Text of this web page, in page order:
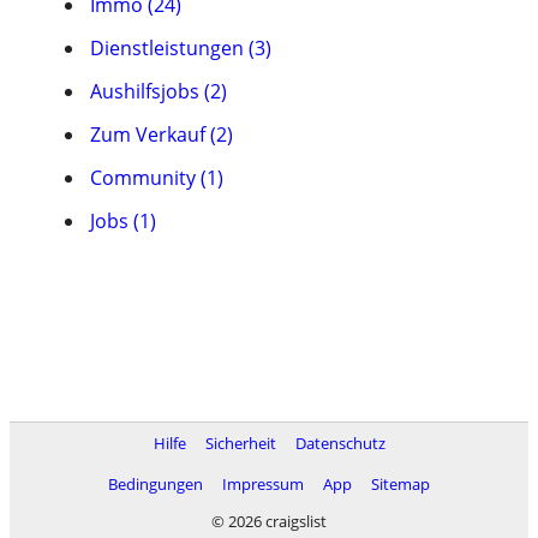
Dienstleistungen (3)
Aushilfsjobs (2)
Zum Verkauf (2)
Community (1)
Jobs (1)
Hilfe Sicherheit
Datenschutz
Bedingungen
Impressum App
Sitemap
© 2026 craigslist